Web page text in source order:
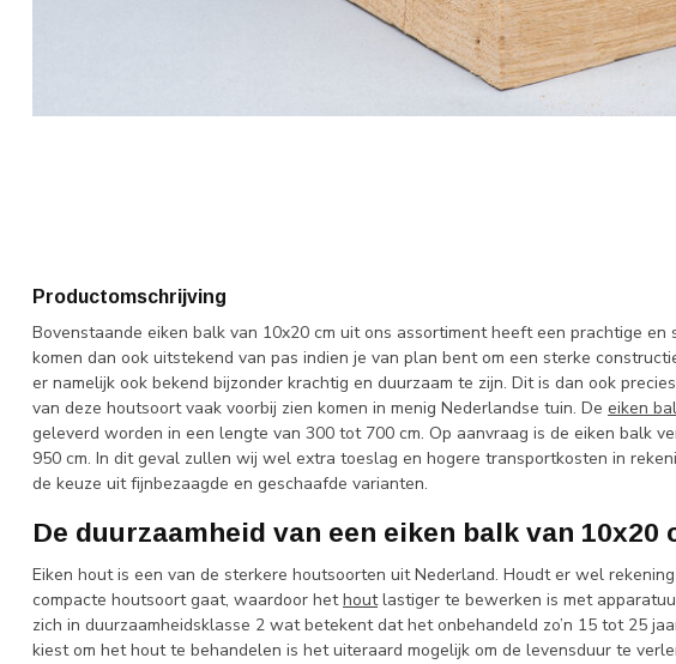
Productomschrijving
Bovenstaande eiken balk van 10x20 cm uit ons assortiment heeft een prachtige
komen dan ook uitstekend van pas indien je van plan bent om een sterke
er namelijk ook bekend bijzonder krachtig en duurzaam te zijn. Dit is dan ook
van deze houtsoort vaak voorbij zien komen in menig Nederlandse tuin. De eiken
geleverd worden in een lengte van 300 tot 700 cm. Op aanvraag is de eiken balk
950 cm. In dit geval zullen wij wel extra toeslag en hogere transportkosten in
de keuze uit fijnbezaagde en geschaafde varianten.
De duurzaamheid van een eiken balk van 10x20
Eiken hout is een van de sterkere houtsoorten uit Nederland. Houdt er wel
compacte houtsoort gaat, waardoor hethoutlastiger te bewerken is met
zich in duurzaamheidsklasse 2 wat betekent dat het onbehandeld zo’n 15 tot 25
kiest om het hout te behandelen is het uiteraard mogelijk om de levensduur te